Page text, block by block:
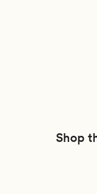
Shop